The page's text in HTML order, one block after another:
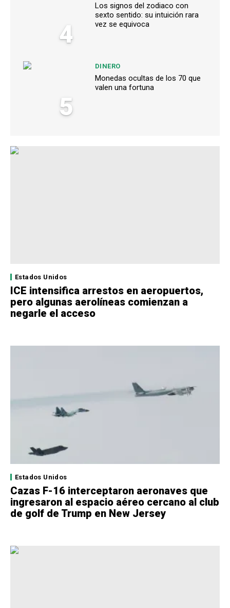
4
Los signos del zodiaco con
sexto sentido: su intuición rara
vez se equivoca
5
DINERO
Monedas ocultas de los 70 que
valen una fortuna
Estados Unidos
ICE intensifica arrestos en aeropuertos,
pero algunas aerolíneas comienzan a
negarle el acceso
Estados Unidos
Cazas F-16 interceptaron aeronaves que
ingresaron al espacio aéreo cercano al club
de golf de Trump en New Jersey